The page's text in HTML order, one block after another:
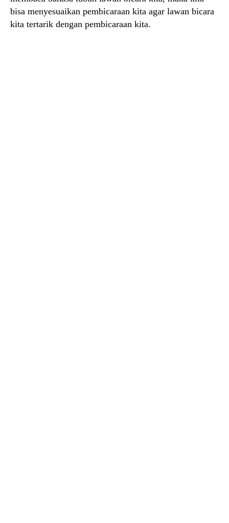
bisa menyesuaikan pembicaraan kita agar lawan bicara
kita tertarik dengan pembicaraan kita.